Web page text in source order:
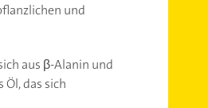
und
aus β-Alanin und
das sich